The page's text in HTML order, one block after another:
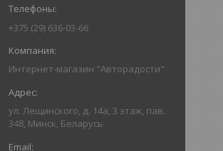
+375 (29) 636-03-66
Интернет-магазин "Авторадости"
ул. Лещинского, д. 14а, 3 этаж, пав.
348, Минск, Беларусь